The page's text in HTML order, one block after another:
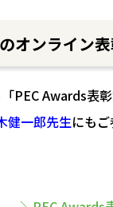
オンライン
PEC Awards表
健一郎先生にも